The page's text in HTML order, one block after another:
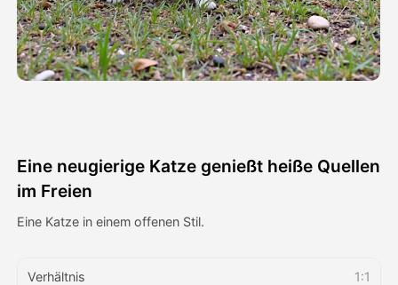
KI-Fotos ▼
Weitere Instrumente ▼
Galerie
Eine neugierige Katze genießt heiße Quellen
im Freien
Eine Katze in einem offenen Stil.
Verhältnis
1:1